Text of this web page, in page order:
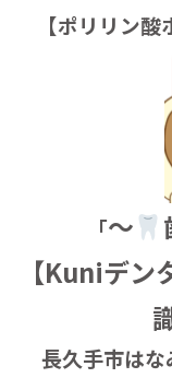
【ポリリン
「～
【Kuniデ
長久手市はな